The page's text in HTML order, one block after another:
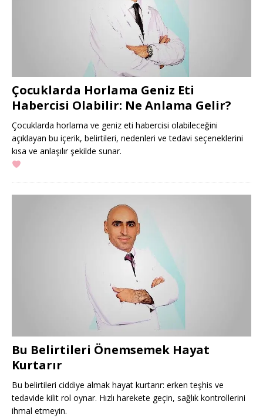
Çocuklarda Horlama Geniz Eti
Habercisi Olabilir: Ne Anlama Gelir?
Çocuklarda horlama ve geniz eti habercisi olabileceğini
açıklayan bu içerik, belirtileri, nedenleri ve tedavi seçeneklerini
kısa ve anlaşılır şekilde sunar.
Bu Belirtileri Önemsemek Hayat
Kurtarır
Bu belirtileri ciddiye almak hayat kurtarır: erken teşhis ve
tedavide kilit rol oynar. Hızlı harekete geçin, sağlık kontrollerini
ihmal etmeyin.